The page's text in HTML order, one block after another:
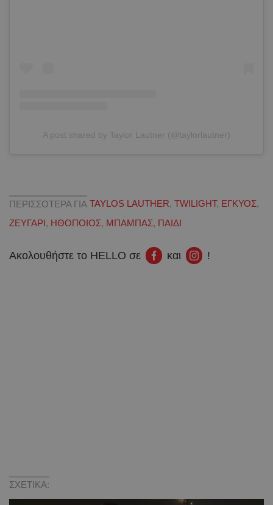
A post shared by Taylor Lautner (@taylorlautner)
ΠΕΡΙΣΣΟΤΕΡΑ ΓΙΑ TAYLOS LAUTHER, TWILIGHT, ΕΓΚΥΟΣ,
ΖΕΥΓΑΡΙ, ΗΘΟΠΟΙΟΣ, ΜΠΑΜΠΑΣ, ΠΑΙΔΙ
Ακολουθήστε το HELLO σε και !
ΣΧΕΤΙΚΑ: